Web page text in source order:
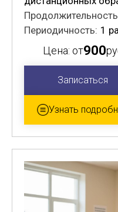
Периодичность: 1
Цена: от900
Записаться
Узнать